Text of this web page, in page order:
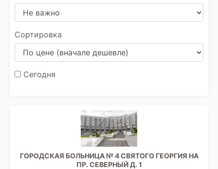
Сортировка
Сегодня
ГОРОДСКАЯ БОЛЬНИЦА № 4 СВЯТОГО ГЕОРГИЯ НА
ПР. СЕВЕРНЫЙ Д. 1